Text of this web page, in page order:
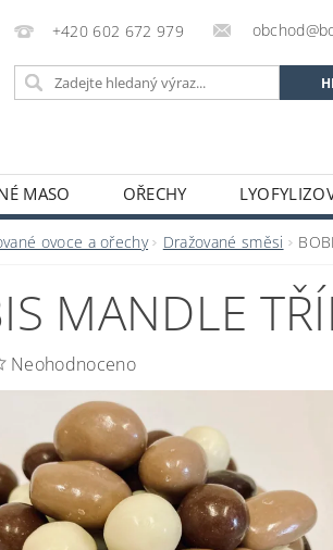
+420 602 672 979
MASO OŘECHY
A SMĚSI BOBIS BLOG
ovoce a ořechy Dražované směsi
MANDLE
Neohodnoceno